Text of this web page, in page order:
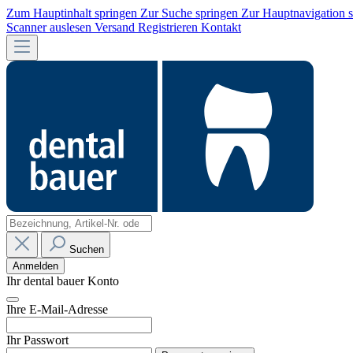
Zum Hauptinhalt springen Zur Suche springen Zur Hauptnavigation
Scanner auslesen Versand Registrieren Kontakt
Suchen
Anmelden
Ihr dental bauer Konto
Ihre E-Mail-Adresse
Ihr Passwort